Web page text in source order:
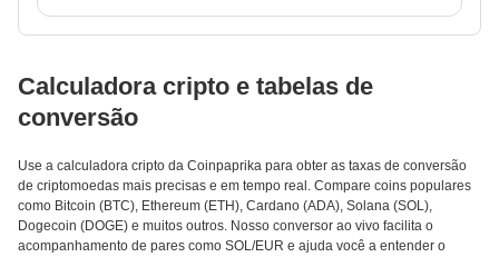
Calculadora cripto e tabelas de
conversão
Use a calculadora cripto da Coinpaprika para obter as taxas de conversão
de criptomoedas mais precisas e em tempo real. Compare coins populares
como Bitcoin (BTC), Ethereum (ETH), Cardano (ADA), Solana (SOL),
Dogecoin (DOGE) e muitos outros. Nosso conversor ao vivo facilita o
acompanhamento de pares como SOL/EUR e ajuda você a entender o